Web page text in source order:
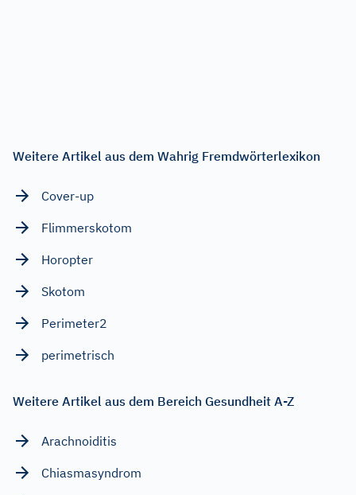
Weitere Artikel aus dem Wahrig Fremdwörterlexikon
Cover-up
Flimmerskotom
Horopter
Skotom
Perimeter2
perimetrisch
Weitere Artikel aus dem Bereich Gesundheit A-Z
Arachnoiditis
Chiasmasyndrom